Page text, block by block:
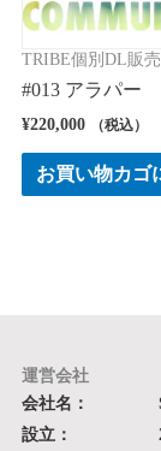
TRIBE個別DL販売
#013 アラパー
¥220,000 （税込）
お買い物カゴ
運営会社
会社名：
設立：